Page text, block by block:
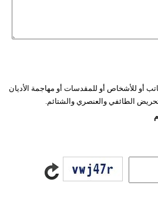
أو للأشخاص أو للمقدسات أو مهاجمة الأديان
الطائفي والعنصري والشتائم.